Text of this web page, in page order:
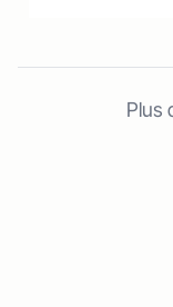
Plus